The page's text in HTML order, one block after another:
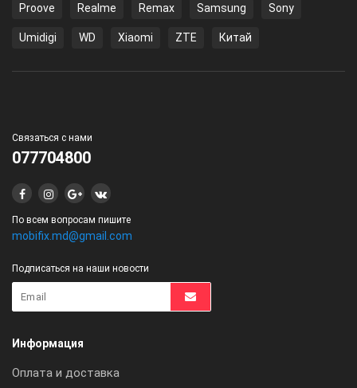
Proove Realme Remax Samsung Sony
Umidigi WD Xiaomi ZTE Китай
Связаться с нами
077704800
По всем вопросам пишите
mobifix.md@gmail.com
Подписаться на наши новости
Информация
Оплата и доставка